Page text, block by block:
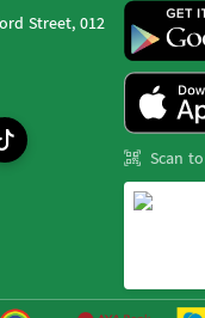
Street, 012
Scan